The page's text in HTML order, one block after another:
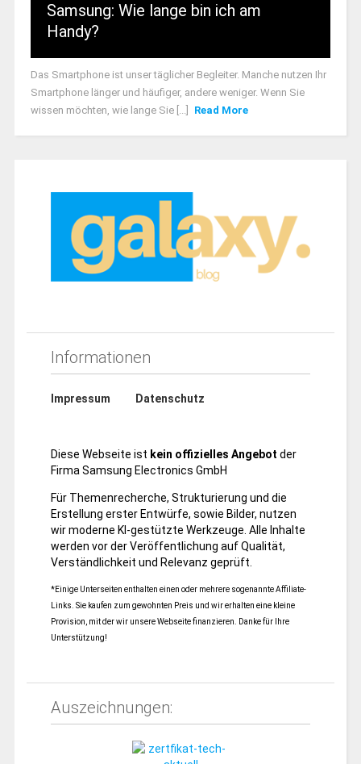
Samsung: Wie lange bin ich am
Handy?
Das Smartphone ist unser täglicher Begleiter. Manche nutzen Ihr
Smartphone länger und häufiger, andere weniger. Wenn Sie
wissen möchten, wie lange Sie [...]
Read More
Informationen
Impressum Datenschutz
Diese Webseite ist kein offizielles Angebot der
Firma Samsung Electronics GmbH
Für Themenrecherche, Strukturierung und die
Erstellung erster Entwürfe, sowie Bilder, nutzen
wir moderne KI-gestützte Werkzeuge. Alle Inhalte
werden vor der Veröffentlichung auf Qualität,
Verständlichkeit und Relevanz geprüft.
*Einige Unterseiten enthalten einen oder mehrere sogenannte Affiliate-
Links. Sie kaufen zum gewohnten Preis und wir erhalten eine kleine
Provision, mit der wir unsere Webseite finanzieren. Danke für Ihre
Unterstützung!
Auszeichnungen: